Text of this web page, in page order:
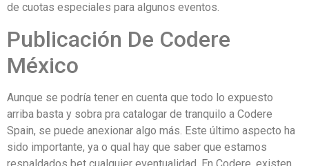
de cuotas especiales para algunos eventos.
Publicación De Codere
México
Aunque se podría tener en cuenta que todo lo expuesto
arriba basta y sobra pra catalogar de tranquilo a Codere
Spain, se puede anexionar algo más. Este último aspecto ha
sido importante, ya o qual hay que saber que estamos